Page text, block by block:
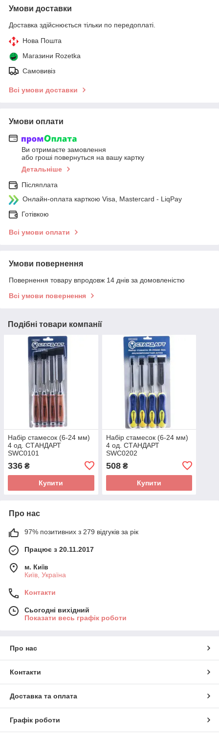
Умови доставки
Доставка здійснюється тільки по передоплаті.
Нова Пошта
Магазини Rozetka
Самовивіз
Всі умови доставки
Умови оплати
Ви отримаєте замовлення
або гроші повернуться на вашу картку
Детальніше
Післяплата
Онлайн-оплата карткою Visa, Mastercard - LiqPay
Готівкою
Всі умови оплати
Умови повернення
Повернення товару впродовж 14 днів за домовленістю
Всі умови повернення
Подібні товари компанії
Набір стамесок (6-24 мм)
4 од. СТАНДАРТ
SWC0101
336 ₴
Купити
Набір стамесок (6-24 мм)
4 од. СТАНДАРТ
SWC0202
508₴
Купити
Про нас
97% позитивних з 279 відгуків за рік
Працює з 20.11.2017
м. Київ
Київ, Україна
Контакти
Сьогодні вихідний
Показати весь графік роботи
Про нас
Контакти
Доставка та оплата
Графік роботи